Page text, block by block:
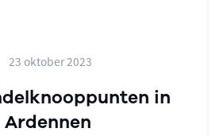
23 oktober 2023
in